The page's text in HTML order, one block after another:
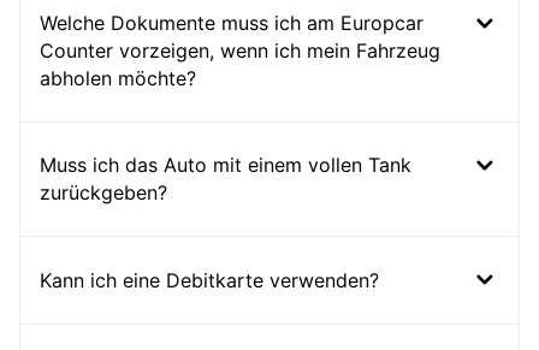
Welche Dokumente muss ich am Europcar
Counter vorzeigen, wenn ich mein Fahrzeug
abholen möchte?
Muss ich das Auto mit einem vollen Tank
zurückgeben?
Kann ich eine Debitkarte verwenden?